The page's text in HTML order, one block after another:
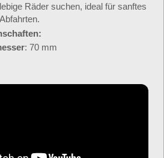
Räder suchen, ideal für sanftes
: 70 mm